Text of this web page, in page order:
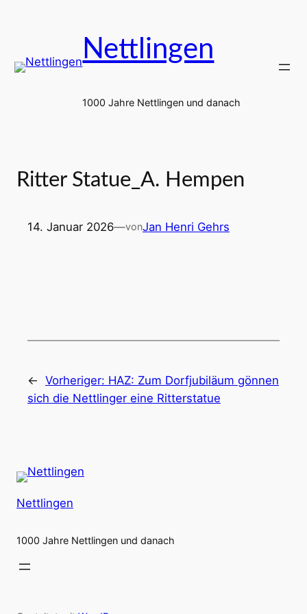
Nettlingen
1000 Jahre Nettlingen und danach
Ritter Statue_A. Hempen
14. Januar 2026—vonJan Henri Gehrs
← Vorheriger: HAZ: Zum Dorfjubiläum gönnen
sich die Nettlinger eine Ritterstatue
Nettlingen
1000 Jahre Nettlingen und danach